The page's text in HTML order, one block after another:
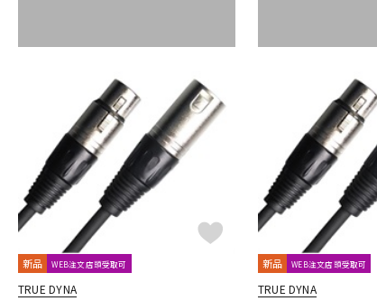
新品 WEB注文店頭受取可
TRUE DYNA
新品 WEB注文店頭受取可
TRUE DYNA